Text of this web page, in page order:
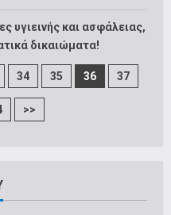
υγιεινής και ασφάλειας,
δικαιώματα!
34 35 36 37
>>